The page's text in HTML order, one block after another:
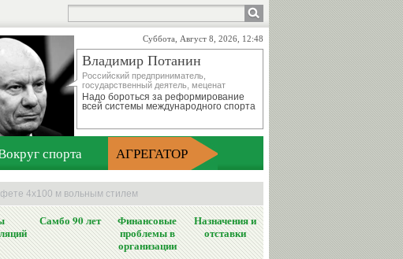
Суббота, Август 8, 2026, 12:48
Владимир Потанин
Российский предприниматель,
государственный деятель, меценат
Надо бороться за реформирование
всей системы международного спорта
спорта АГРЕГАТОР
4x100 м вольным стилем
Самбо 90 лет
Финансовые
проблемы в
организации
Назначения и
отставки